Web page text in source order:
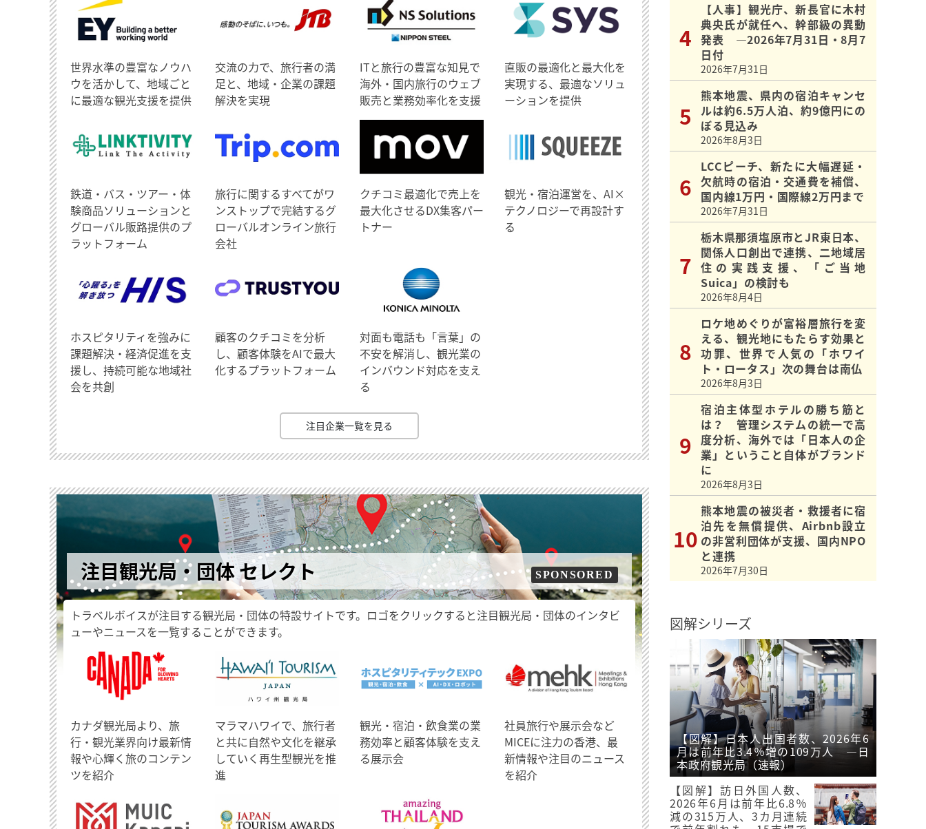
世界水準の豊富なノウハ
ウを活かして、地域ごと
に最適な観光支援を提供
交流の力で、旅行者の満
足と、地域・企業の課題
解決を実現
ITと旅行の豊富な知見で
海外・国内旅行のウェブ
販売と業務効率化を支援
直販の最適化と最大化を
実現する、最適なソリュ
ーションを提供
鉄道・バス・ツアー・体
験商品ソリューションと
グローバル販路提供のプ
ラットフォーム
旅行に関するすべてがワ
ンストップで完結するグ
ローバルオンライン旅行
会社
クチコミ最適化で売上を
最大化させるDX集客パー
トナー
観光・宿泊運営を、AI×
テクノロジーで再設計す
る
ホスピタリティを強みに
課題解決・経済促進を支
援し、持続可能な地域社
会を共創
顧客のクチコミを分析
し、顧客体験をAIで最大
化するプラットフォーム
対面も電話も「言葉」の
不安を解消し、観光業の
インバウンド対応を支え
る
注目企業一覧を見る
注目観光局・団体 セレクト SPONSORED
トラベルボイスが注目する観光局・団体の特設サイトです。ロゴをクリックすると注目観光局・団体のインタビ
ューやニュースを一覧することができます。
​カナダ観光局より、旅
行・観光業界向け最新情
報や心輝く旅のコンテン
ツを紹介
マラマハワイで、旅行者
と共に自然や文化を継承
していく再生型観光を推
進
観光・宿泊・飲食業の業
務効率と顧客体験を支え
る展示会
社員旅行や展示会など
MICEに注力の香港、最
新情報や注目のニュース
を紹介
【人事】観光庁、新長官に木村
典央氏が就任へ、幹部級の異動
発表 ―2026年7月31日・8月7
日付
2026年7月31日
熊本地震、県内の宿泊キャンセ
ルは約6.5万人泊、約9億円にの
ぼる見込み
2026年8月3日
LCCピーチ、新たに大幅遅延・
欠航時の宿泊・交通費を補償、
国内線1万円・国際線2万円まで
2026年7月31日
栃木県那須塩原市とJR東日本、
関係人口創出で連携、二地域居
住の実践支援、「ご当地
Suica」の検討も
2026年8月4日
ロケ地めぐりが富裕層旅行を変
える、観光地にもたらす効果と
功罪、世界で人気の「ホワイ
ト・ロータス」次の舞台は南仏
2026年8月3日
宿泊主体型ホテルの勝ち筋と
は？ 管理システムの統一で高
度分析、海外では「日本人の企
業」ということ自体がブランド
に
2026年8月3日
熊本地震の被災者・救援者に宿
泊先を無償提供、Airbnb設立
の非営利団体が支援、国内NPO
と連携
2026年7月30日
図解シリーズ
【図解】日本人出国者数、2026年6
月は前年比3.4％増の109万人 ―日
本政府観光局（速報）
【図解】訪日外国人数、
2026年6月は前年比6.8％
減の315万人、3カ月連続